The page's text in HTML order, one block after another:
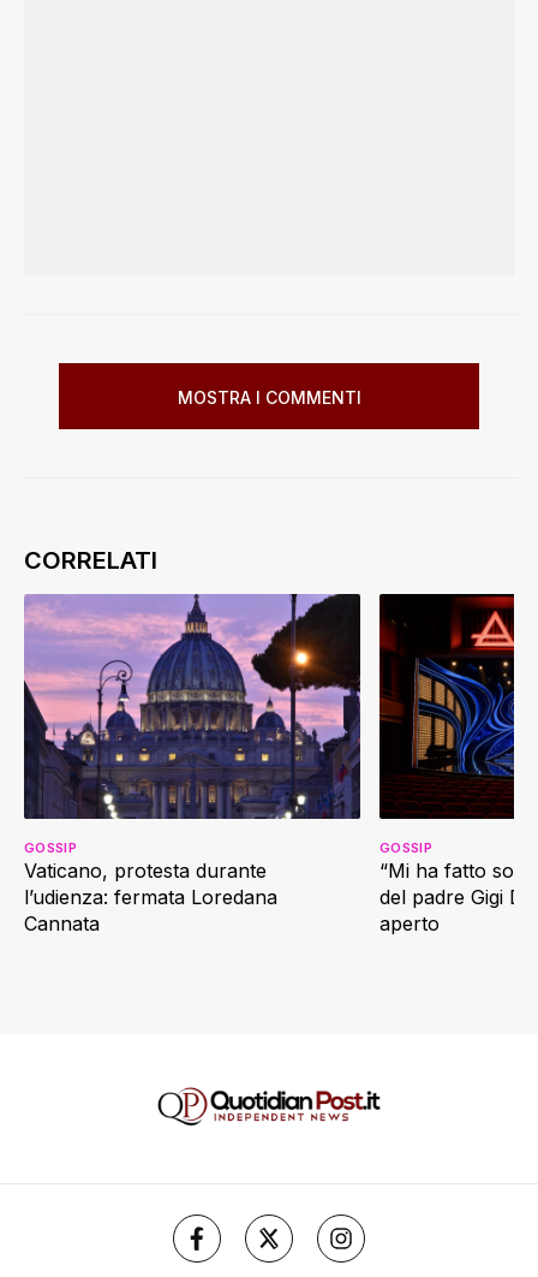
MOSTRA I COMMENTI
Vaticano, protesta durante
l’udienza: fermata Loredana
Cannata
GOSSIP
“Mi ha fatto
del padre Gigi
aperto
GOSSIP